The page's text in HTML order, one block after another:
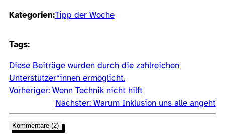
Kategorien:Tipp der Woche
Tags:
Diese Beiträge wurden durch die zahlreichen
Unterstützer*innen ermöglicht.
Vorheriger: Wenn Technik nicht hilft
Nächster: Warum Inklusion uns alle angeht
Kommentare (2)